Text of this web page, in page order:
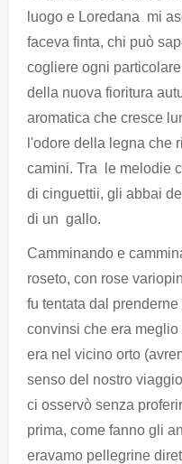
luogo e Loredana mi
faceva finta, chi può
cogliere ogni
della nuova fioritura
aromatica che cresce
l'odore della legna che
camini. Tra le melodie
di cinguettii, gli abbai
di un gallo.
Camminando e
roseto, con rose
fu tentata dal
convinsi che era
era nel vicino orto
senso del nostro
ci osservò senza
prima, come fanno gli
eravamo pellegrine